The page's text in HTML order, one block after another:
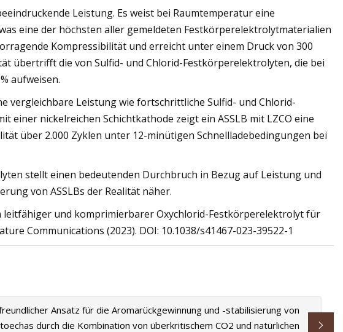
Leistung. Es weist bei Raumtemperatur eine
eine der höchsten aller gemeldeten Festkörperelektrolytmaterialien
Kompressibilität und erreicht unter einem Druck von 300
übertrifft die von Sulfid- und Chlorid-Festkörperelektrolyten, die bei
aufweisen.
vergleichbare Leistung wie fortschrittliche Sulfid- und Chlorid-
nickelreichen Schichtkathode zeigt ein ASSLB mit LZCO eine
über 2.000 Zyklen unter 12-minütigen Schnellladebedingungen bei
stellt einen bedeutenden Durchbruch in Bezug auf Leistung und
von ASSLBs der Realität näher.
leitfähiger und komprimierbarer Oxychlorid-Festkörperelektrolyt für
Communications (2023). DOI: 10.1038/s41467-023-39522-1
Ansatz für die Aromarückgewinnung und -stabilisierung von
durch die Kombination von überkritischem CO2 und natürlichen